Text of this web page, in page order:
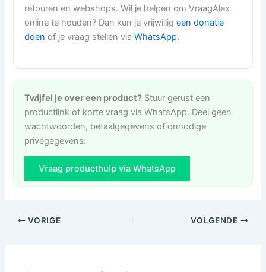
retouren en webshops. Wil je helpen om VraagAlex
online te houden? Dan kun je vrijwilligeen donatie
doen of je vraag stellen viaWhatsApp.
Twijfel je over een product? Stuur gerust een
productlink of korte vraag via WhatsApp. Deel geen
wachtwoorden, betaalgegevens of onnodige
privégegevens.
Vraag producthulp via WhatsApp
VORIGE VOLGENDE